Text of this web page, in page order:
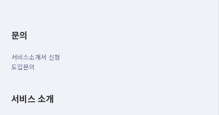
문의
서비스소개서 신청
도입문의
서비스 소개